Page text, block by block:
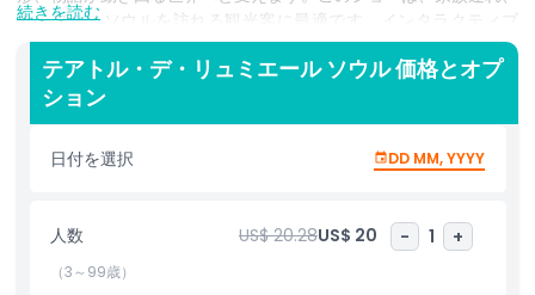
カップル、ソウルを訪れる観光客に最適です。インタラクティブ
で、映像と音楽が観客をパフォーマンスの一部であるかのように感
じさせます。息をのむような光の演出、同期した音楽、そして物語
をこれまでにない方法で生き生きと見せる巧妙な舞台効果をご覧に
なれます。ソウルが初めてでも、楽しい夜を過ごしたい場合でも、
テアトル・デ・ルミエール
テアトル・デ・ルミエール
チケット を予約すると、ソウルで最も人気のある没入型ショーのひ
ちた魔法のような夜を楽しむ機会をお見逃しなく。このショーはソ
ウルでの人気アクティビティのひとつであり、驚きと感動を残す独
自の体験を約束します。
続きを読む
テアトル・デ・リュミエール ソウル 価格とオプ
ション
日付を選択 DD MM, YYYY
人数 US$ 20.28US$ 20 - 1 +
（3～99歳）